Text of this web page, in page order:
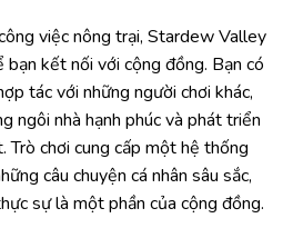
việc nông trại, Stardew Valley
bạn kết nối với cộng đồng. Bạn có
tác với những người chơi khác,
ngôi nhà hạnh phúc và phát triển
Trò chơi cung cấp một hệ thống
câu chuyện cá nhân sâu sắc,
sự là một phần của cộng đồng.